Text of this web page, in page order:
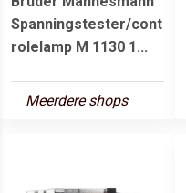
Spanningstester/cont
rolelamp M 1130 1...
Meerdere shops